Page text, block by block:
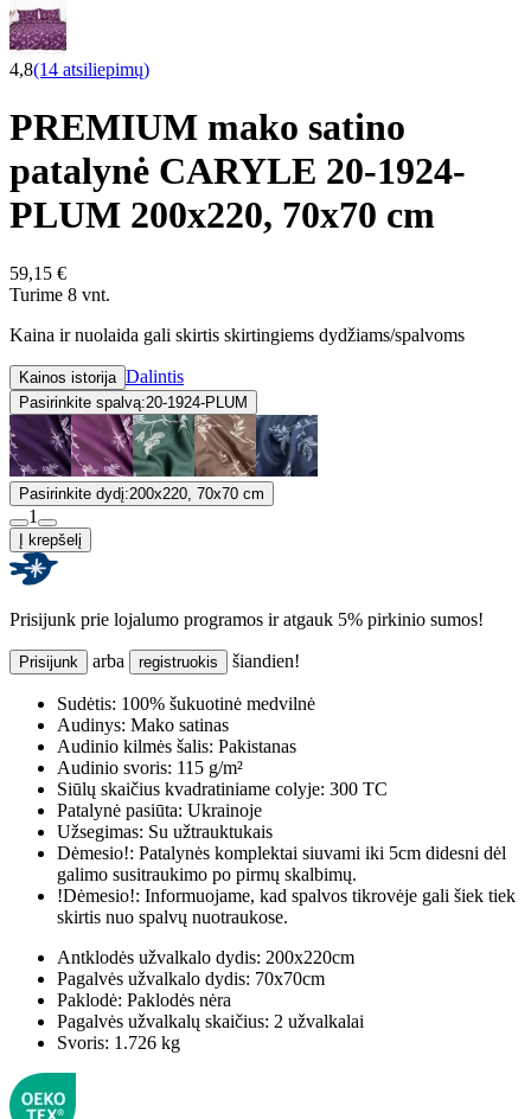
4,8(14 atsiliepimų)
PREMIUM mako satino
patalynė CARYLE 20-1924-
PLUM 200x220, 70x70 cm
59,15 €
Turime 8 vnt.
Kaina ir nuolaida gali skirtis skirtingiems dydžiams/spalvoms
Kainos istorija Dalintis
Pasirinkite spalvą:20-1924-PLUM
Pasirinkite dydį:200x220, 70x70 cm
1
Į krepšelį
Prisijunk prie lojalumo programos ir atgauk 5% pirkinio sumos!
Prisijunk arba registruokis šiandien!
Sudėtis: 100% šukuotinė medvilnė
Audinys: Mako satinas
Audinio kilmės šalis: Pakistanas
Audinio svoris: 115 g/m²
Siūlų skaičius kvadratiniame colyje: 300 TC
Patalynė pasiūta: Ukrainoje
Užsegimas: Su užtrauktukais
Dėmesio!: Patalynės komplektai siuvami iki 5cm didesni dėl
galimo susitraukimo po pirmų skalbimų.
!Dėmesio!: Informuojame, kad spalvos tikrovėje gali šiek tiek
skirtis nuo spalvų nuotraukose.
Antklodės užvalkalo dydis: 200x220cm
Pagalvės užvalkalo dydis: 70x70cm
Paklodė: Paklodės nėra
Pagalvės užvalkalų skaičius: 2 užvalkalai
Svoris: 1.726 kg